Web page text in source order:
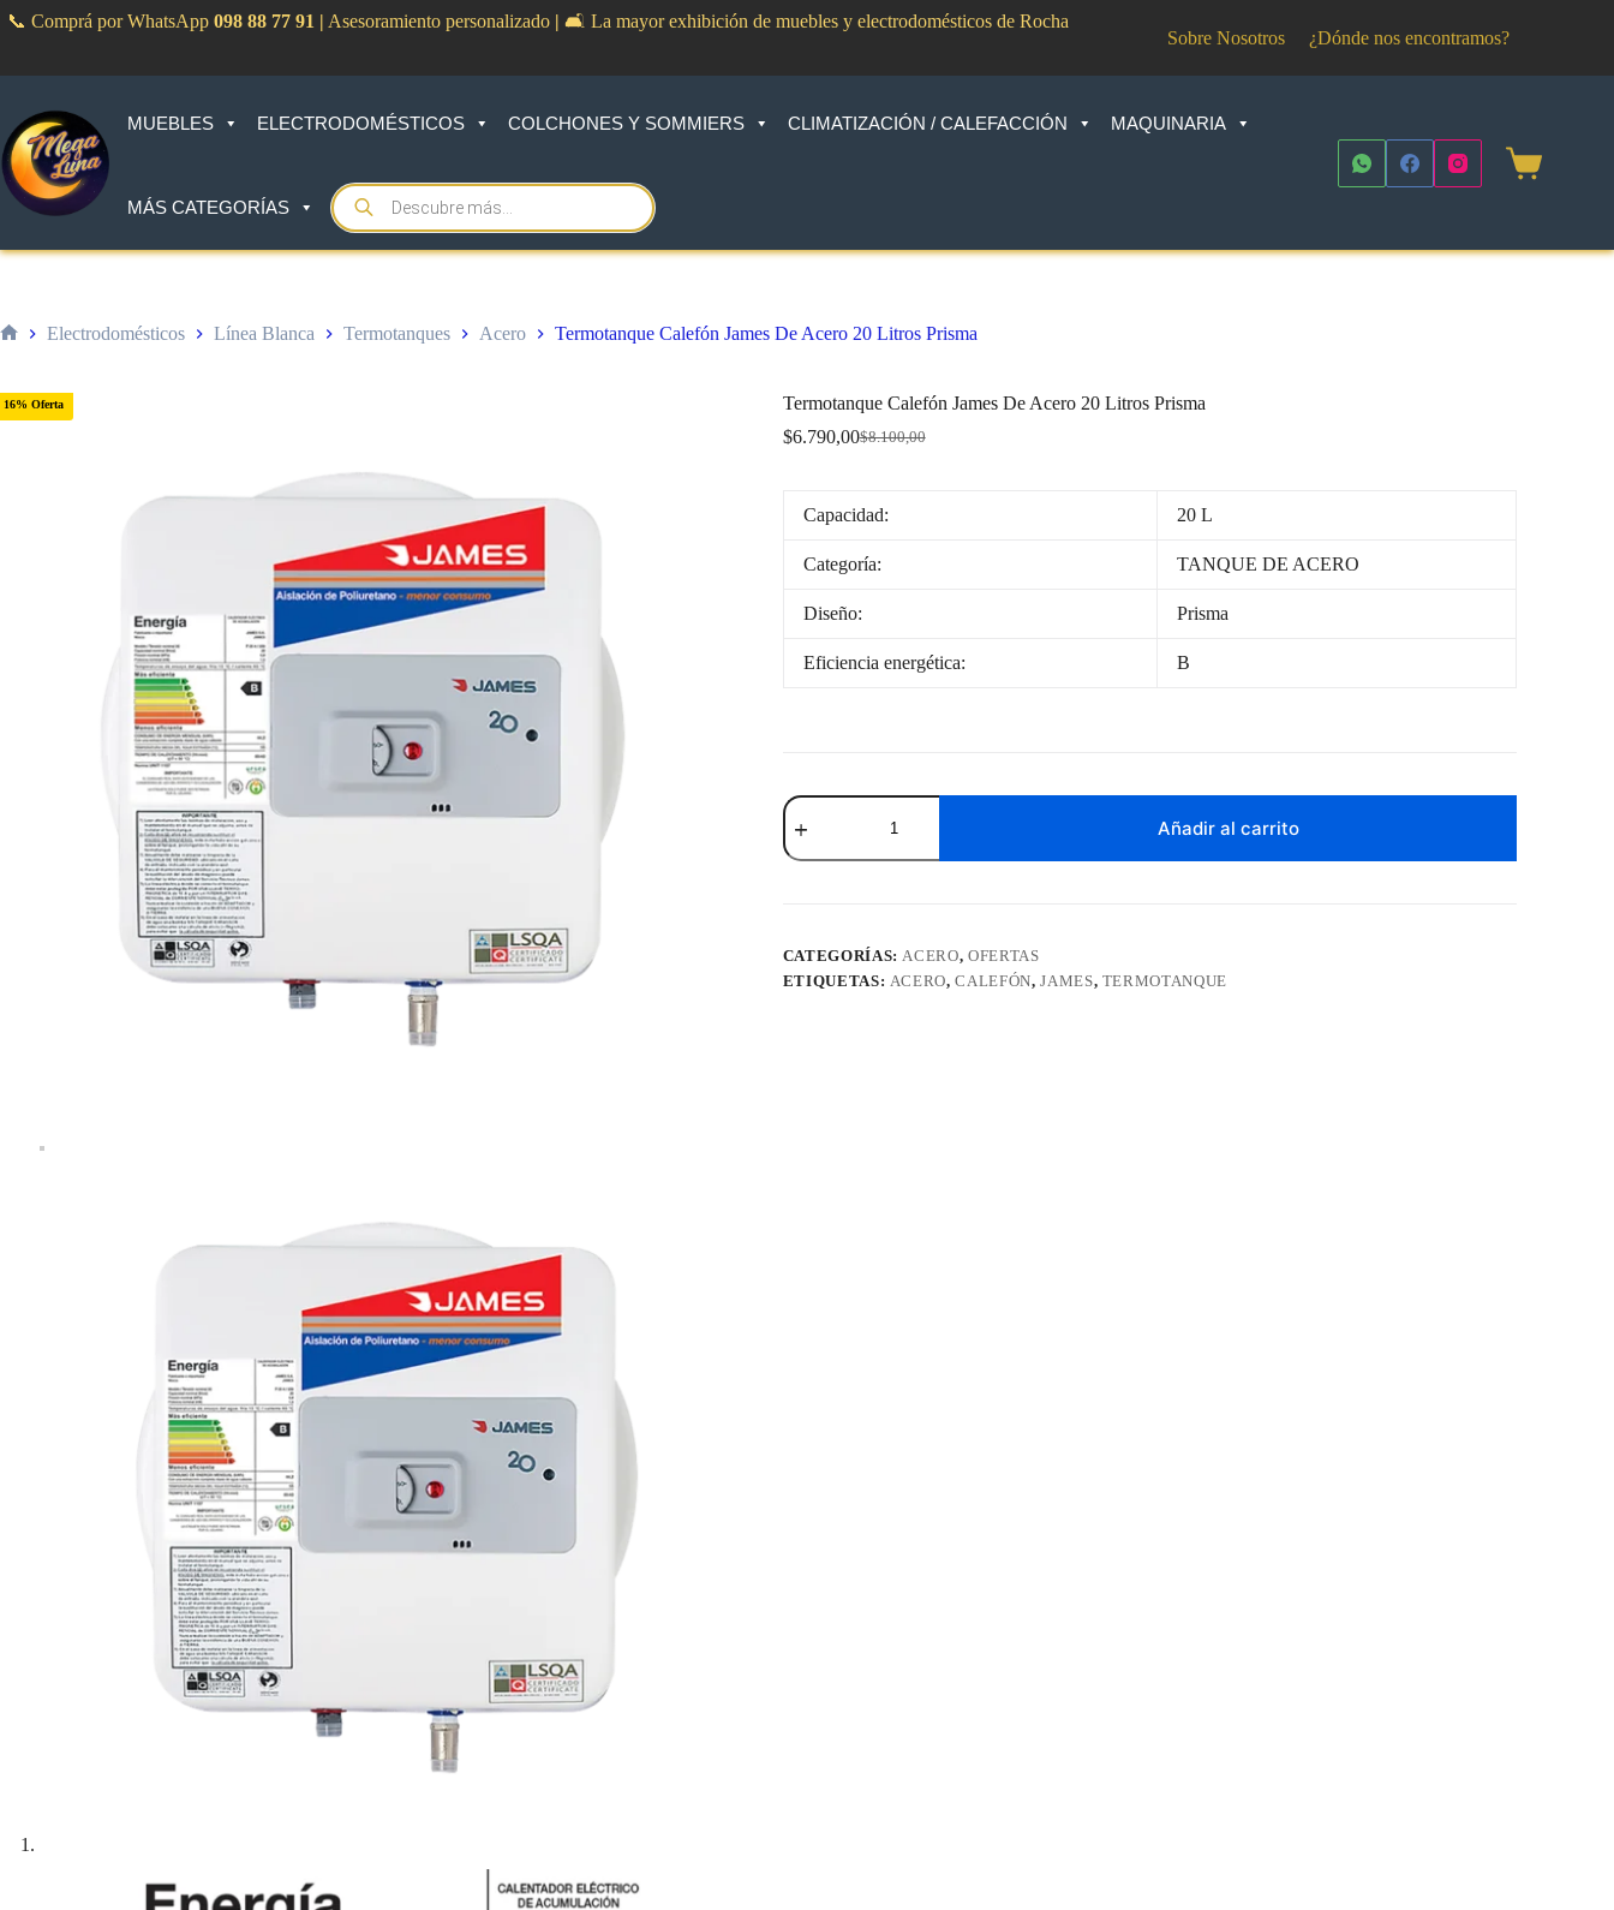
📞 Comprá por WhatsApp 098 88 77 91 | Asesoramiento personalizado | 🛋️ La mayor exhibición de muebles y electrodomésticos de Rocha
Sobre Nosotros ¿Dónde nos encontramos?
MUEBLES ELECTRODOMÉSTICOS COLCHONES Y SOMMIERS CLIMATIZACIÓN / CALEFACCIÓN MAQUINARIA
MÁS CATEGORÍAS
Products
search
Shopping
Electrodomésticos Línea Blanca Termotanques Acero Termotanque Calefón James De Acero 20 Litros Prisma
16% Oferta Termotanque Calefón James De Acero 20 Litros Prisma
$8.100,00
Original
$8.100,00.
$6.790,00Current
$6.790,00.
Capacidad: 20 L
Categoría: TANQUE DE ACERO
Diseño: Prisma
Eficiencia energética: B
Termotanque
Calefón
James
De
Prisma
cantidad
Añadir al carrito
CATEGORÍAS:ACERO,OFERTAS
ETIQUETAS: ACERO,CALEFÓN,JAMES, TERMOTANQUE